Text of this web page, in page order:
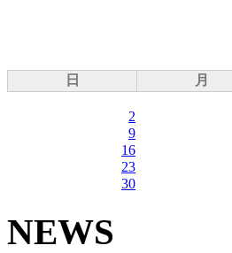
日 月
2
9
16
23
30
NEWS